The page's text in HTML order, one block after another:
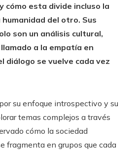
cómo esta divide incluso la
humanidad del otro. Sus
son un análisis cultural,
a la empatía en
diálogo se vuelve cada vez
su enfoque introspectivo y su
temas complejos a través
cómo la sociedad
fragmenta en grupos que cada